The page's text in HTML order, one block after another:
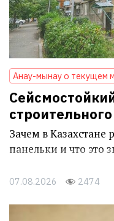
Анау-мынау о текущем
Зачем в Казахстане
панельки и что это
07.08.2026 2474